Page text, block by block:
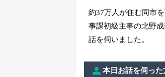
約37万人が住む同市
事課初級主事の北野
話を伺いました。
本日お話を伺った